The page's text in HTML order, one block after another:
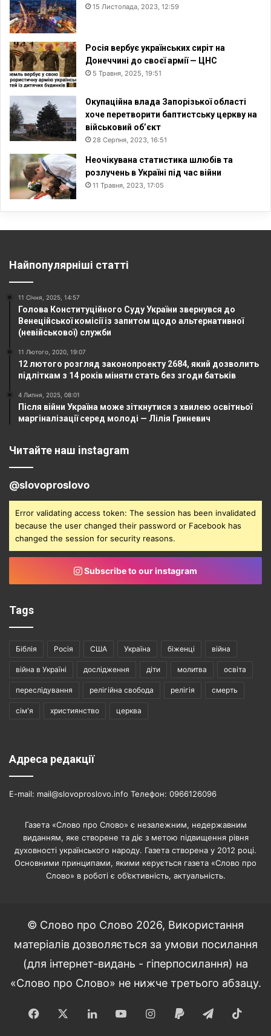
15 Листопада, 2023, 12:59
Росія вербує українських сиріт на
Донеччині до своєї армії — ЦНС
5 Травня, 2025, 19:51
Окупаційна влада Запорізької області
хоче перетворити баптистську церкву на
військовий об’єкт
28 Серпня, 2023, 16:51
Неочікувана статистика шлюбів та
розлучень в Україні під час війни
11 Травня, 2023, 17:05
Найпопулярніші статті
11 Січня, 2025, 14:57
Голова Конституційного Суду України звернувся до
Венеційської комісії із запитом щодо альтернативної
(невійськової) служби
11 Лютого, 2020, 19:07
12 лютого розгляд законопроекту 2684, який дозволить
підліткам з 14 років міняти стать без згоди батьків
4 Липня, 2025, 08:01
Після війни Україна може зіткнутися з хвилею освітньої
маргіналізації серед молоді — Лілія Гриневич
Читайте наш instagram
@slovoproslovo
Error validating access token: The session has been invalidated
because the user changed their password or Facebook has
changed the session for security reasons.
Subscribe to our instagram
Tags
Біблія Росія США Україна біженці війна
війна в Україні дослідження діти молитва освіта
переслідування релігійна свобода релігія смерть
сім'я християнство церква
Адреса редакції
E-mail: mail@slovoproslovo.info Телефон: 0966126096
Газета «Слово про Слово» є незалежним, недержавним
виданням, яке створене та діє з метою підвищення рівня
духовності українського народу. Газета створена у 2012 році.
Основними принципами, якими керується газета «Слово про
Слово» в роботі є об’єктивність, актуальність.
© Слово про Слово 2026, Використання
матеріалів дозволяється за умови посилання
(для інтернет-видань - гіперпосилання) на
«Слово про Слово» не нижче третього абзацу.
Facebook LinkedInYouTubeInstagram
Paypal Telegram